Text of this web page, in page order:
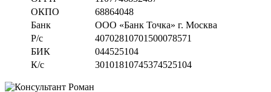
ОКПО
68864048
Банк
ООО «Банк Точка» г. Москва
Р/с
40702810701500078571
БИК
044525104
К/с
30101810745374525104